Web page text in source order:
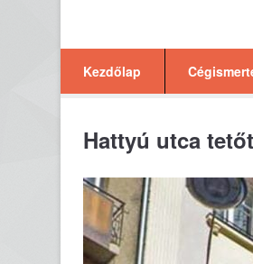
Kezdőlap
Hattyú utca